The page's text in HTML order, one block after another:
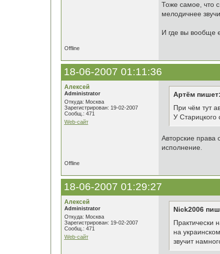
Тоже самое, что
мелодичнее
И где вы вообще
Offline
18-06-2007 01:11:36
Алексей
Administrator
Откуда: Москва
Зарегистрирован: 19-02-2007
Сообщ.: 471
Web-сайт
Артём
При чём тут
У Старицкого
Авторские права
исполнение.
Offline
18-06-2007 01:29:27
Алексей
Administrator
Откуда: Москва
Зарегистрирован: 19-02-2007
Сообщ.: 471
Web-сайт
Nick2006
Практически
на
звучит